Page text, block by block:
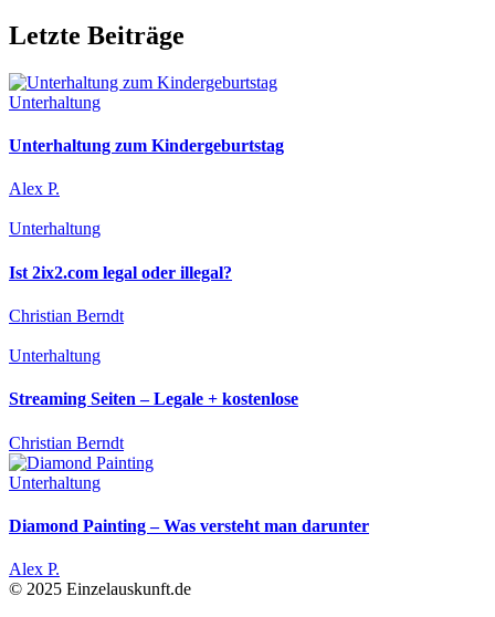
Letzte Beiträge
Unterhaltung
Unterhaltung zum Kindergeburtstag
Alex P.
Unterhaltung
Ist 2ix2.com legal oder illegal?
Christian Berndt
Unterhaltung
Streaming Seiten – Legale + kostenlose
Christian Berndt
Unterhaltung
Diamond Painting – Was versteht man darunter
Alex P.
© 2025 Einzelauskunft.de